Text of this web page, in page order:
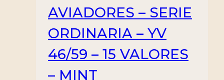
AVIADORES – SERIE
ORDINARIA – YV
46/59 – 15 VALORES
– MINT